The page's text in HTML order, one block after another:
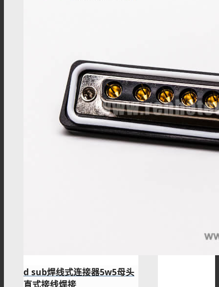
d sub焊线式连接器5w5母头
直式接线焊接